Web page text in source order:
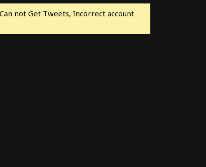
not Get Tweets, Incorrect account